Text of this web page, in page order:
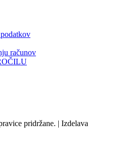
računov
pridržane. | Izdelava